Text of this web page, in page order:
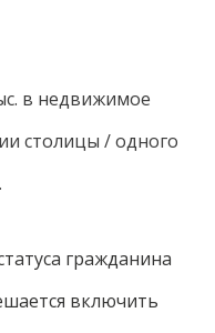
в недвижимое
столицы / одного
гражданина
включить